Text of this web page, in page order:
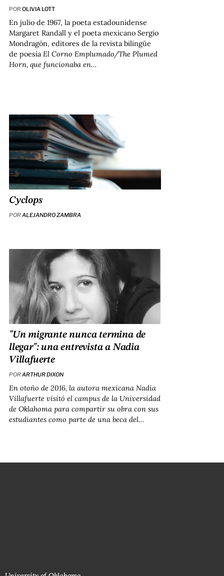
POR OLIVIA LOTT
En julio de 1967, la poeta estadounidense
Margaret Randall y el poeta mexicano Sergio
Mondragón, editores de la revista bilingüe
de poesía El Corno Emplumado/The Plumed
Horn, que funcionaba en…
Cyclops
PORALEJANDRO ZAMBRA
"Un migrante nunca termina de
llegar": una entrevista a Nadia
Villafuerte
PORARTHUR DIXON
En otoño de 2016, la autora mexicana Nadia
Villafuerte visitó el campus de la Universidad
de Oklahoma para compartir su obra con sus
estudiantes como parte de una beca del…